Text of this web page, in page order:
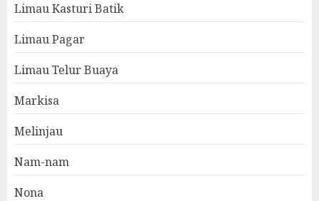
Limau Kasturi Batik
Limau Pagar
Limau Telur Buaya
Markisa
Melinjau
Nam-nam
Nona